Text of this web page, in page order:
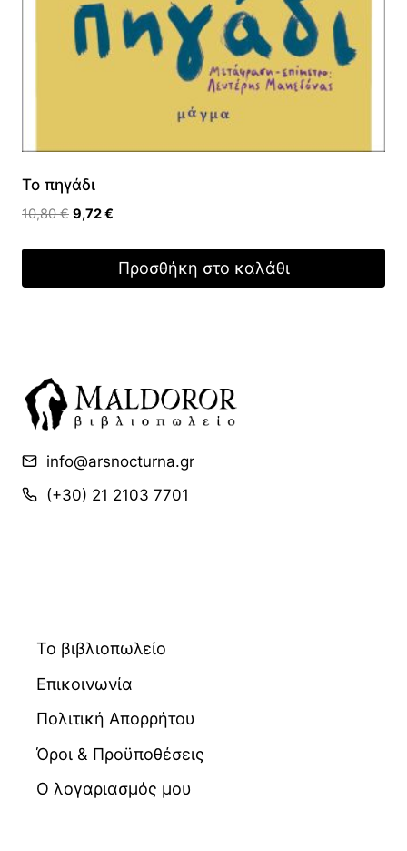
Το πηγάδι
10,80€ Original
was:
10,80 €.
9,72€
τιμή
είναι:
Προσθήκη στο καλάθι
info@arsnocturna.gr
(+30) 21 2103 7701
Το βιβλιοπωλείο
Επικοινωνία
Πολιτική Απορρήτου
Όροι & Προϋποθέσεις
Ο λογαριασμός μου